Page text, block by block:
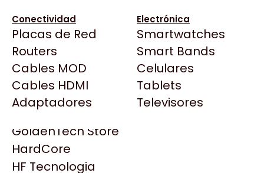
Conectividad
Placas de Red
Routers
Cables MOD
Cables HDMI
Adaptadores
Electrónica
Smartwatches
Smart Bands
Celulares
Tablets
Televisores
Deepcool
Dell
EVGA
Gamemax
Genesis
Genius
HP
HyperX
Click Gaming
Compufan Store
Dinobyte
Full H4rd
Gaming City
Gezatek
GoldenTech Store
HardCore
HF Tecnologia